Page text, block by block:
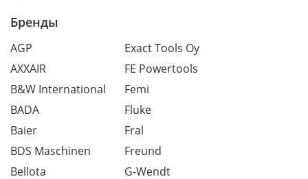
Бренды
AGP
AXXAIR
B&W International
BADA
Baier
BDS Maschinen
Bellota
Exact Tools Oy
FE Powertools
Femi
Fluke
Fral
Freund
G-Wendt